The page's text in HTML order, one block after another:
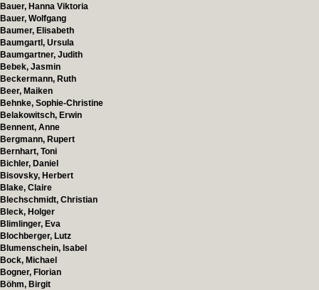
Bauer, Hanna Viktoria
Bauer, Wolfgang
Baumer, Elisabeth
Baumgartl, Ursula
Baumgartner, Judith
Bebek, Jasmin
Beckermann, Ruth
Beer, Maiken
Behnke, Sophie-Christine
Belakowitsch, Erwin
Bennent, Anne
Bergmann, Rupert
Bernhart, Toni
Bichler, Daniel
Bisovsky, Herbert
Blake, Claire
Blechschmidt, Christian
Bleck, Holger
Blimlinger, Eva
Blochberger, Lutz
Blumenschein, Isabel
Bock, Michael
Bogner, Florian
Böhm, Birgit